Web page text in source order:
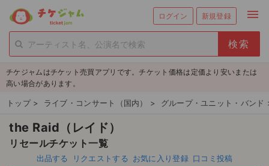
ログイン 新規登録 menu
person_add 新規会員登録
チケットを探す
新着チケット
値下げしたチケット
都道府県からチケットを探す
チケジャムはチケット売買アプリです。チケット価格は定価より安いまたは
高い場合があります。
トップ > ライブ・コンサート（国内） > グループ・ユニット・バンド
the Raid（レイド）
リセールチケット一覧
出品する リクエストする お気に入り登録 口コミ投稿